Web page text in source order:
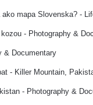
mapa Slovenska? -
- Photography &
& Documentary
- Killer Mountain,
- Photography &